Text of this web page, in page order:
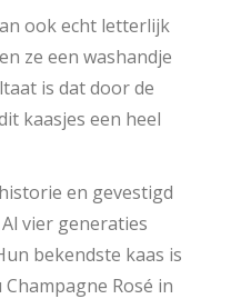
ook echt letterlijk
ze een washandje
is dat door de
kaasjes een heel
en gevestigd
vier generaties
bekendste kaas is
Rosé in